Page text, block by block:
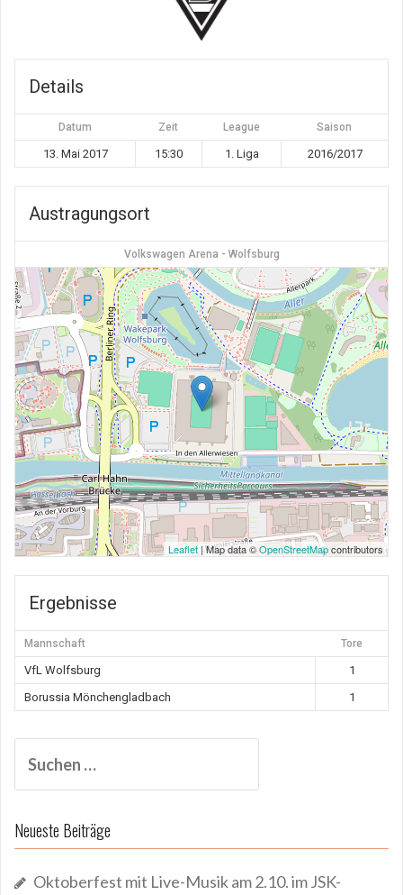
Details
Datum Zeit League Saison
13. Mai 2017 15:30 1. Liga 2016/2017
Austragungsort
Volkswagen Arena - Wolfsburg
Leaflet| Map data ©OpenStreetMapcontributors
Ergebnisse
Mannschaft Tore
VfL Wolfsburg
1
Borussia Mönchengladbach
1
nach:
Neueste Beiträge
Oktoberfest mit Live-Musik am 2.10. im JSK-